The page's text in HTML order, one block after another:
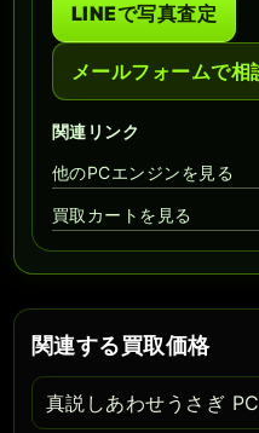
LINEで写真査定
メールフォームで相
関連リンク
他のPCエンジンを見る
買取カートを見る
関連する買取価格
真説しあわせうさぎ